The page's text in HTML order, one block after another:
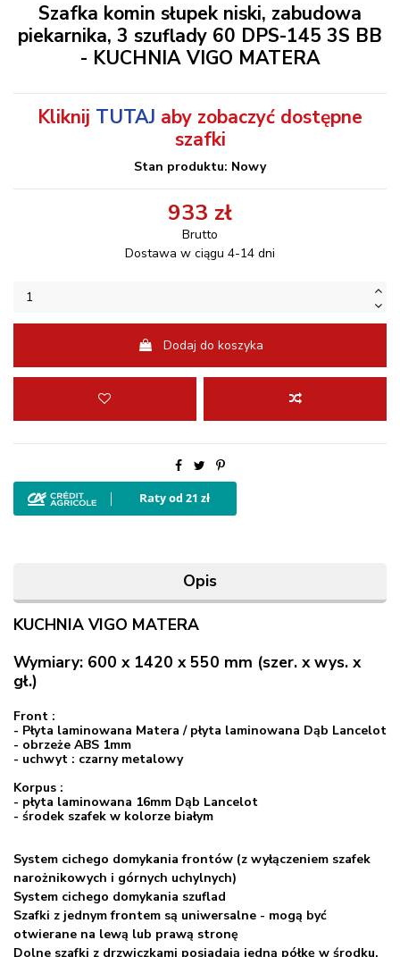
Szafka komin słupek niski, zabudowa
piekarnika, 3 szuflady 60 DPS-145 3S BB
- KUCHNIA VIGO MATERA
Kliknij TUTAJ aby zobaczyć dostępne
szafki
Stan produktu: Nowy
933 zł
Brutto
Dostawa w ciągu 4-14 dni
Dodaj do koszyka
Opis
KUCHNIA VIGO MATERA
Wymiary: 600 x 1420 x 550 mm (szer. x wys. x
gł.)
Front :
- Płyta laminowana Matera / płyta laminowana Dąb Lancelot
- obrzeże ABS 1mm
- uchwyt : czarny metalowy
Korpus :
- płyta laminowana 16mm Dąb Lancelot
- środek szafek w kolorze białym
System cichego domykania frontów (z wyłączeniem szafek
narożnikowych i górnych uchylnych)
System cichego domykania szuflad
Szafki z jednym frontem są uniwersalne - mogą być
otwierane na lewą lub prawą stronę
Dolne szafki z drzwiczkami posiadają jedną półkę w środku.